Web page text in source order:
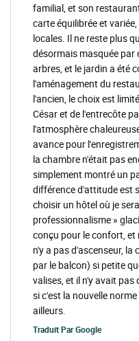
familial, et son
carte équilibrée et
locales. Il ne reste plus
désormais masquée par
arbres, et le jardin a été
l'aménagement du
l'ancien, le choix est
César et de l'entrecôte
l'atmosphère
avance pour
la chambre n'était pas
simplement montré un
différence d'attitude est
choisir un hôtel où je
professionnalisme »
conçu pour le confort,
n'y a pas d'ascenseur,
par le balcon) si petite
valises, et il n'y avait
si c'est la nouvelle
ailleurs.
Traduit ParGoogle